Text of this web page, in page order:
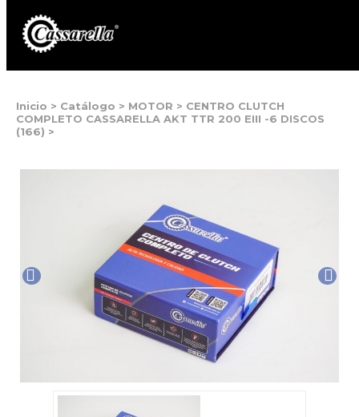
Inicio > Catálogo > MOTOR > CENTRO CLUTCH
COMPLETO CASSARELLA AKT TTR 200 EIII -6 DISCOS
(166) >